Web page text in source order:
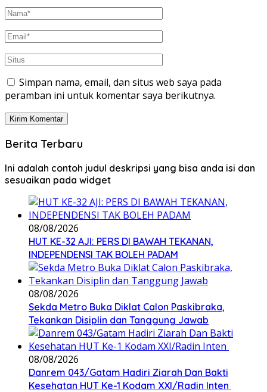
Simpan nama, email, dan situs web saya pada
peramban ini untuk komentar saya berikutnya.
Berita Terbaru
Ini adalah contoh judul deskripsi yang bisa anda isi dan
sesuaikan pada widget
08/08/2026
HUT KE-32 AJI: PERS DI BAWAH TEKANAN,
INDEPENDENSI TAK BOLEH PADAM
08/08/2026
Sekda Metro Buka Diklat Calon Paskibraka,
Tekankan Disiplin dan Tanggung Jawab
08/08/2026
Danrem 043/Gatam Hadiri Ziarah Dan Bakti
Kesehatan HUT Ke-1 Kodam XXI/Radin Inten